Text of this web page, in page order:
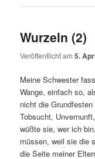
Wurzeln (2)
Veröffentlicht am5.
Meine Schwester
Wange, einfach so,
nicht die
Tobsucht,
wüßte sie, wer ich
müssen, weil sie die
die Seite meiner